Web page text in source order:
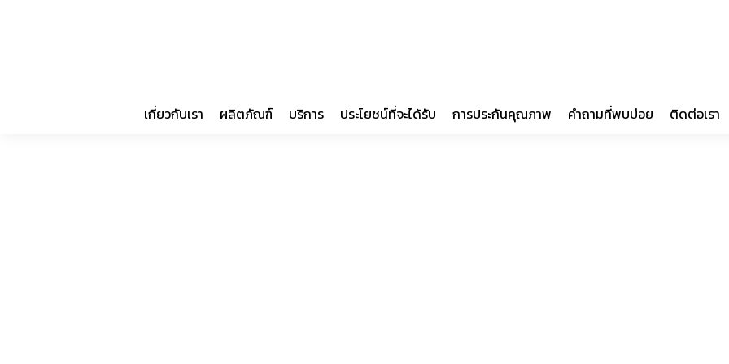
เกี่ยวกับเรา ผลิตภัณฑ์ บริการ ประโยชน์ที่จะได้รับ การประกันคุณภาพ คำถามที่พบบ่อย ติดต่อเรา